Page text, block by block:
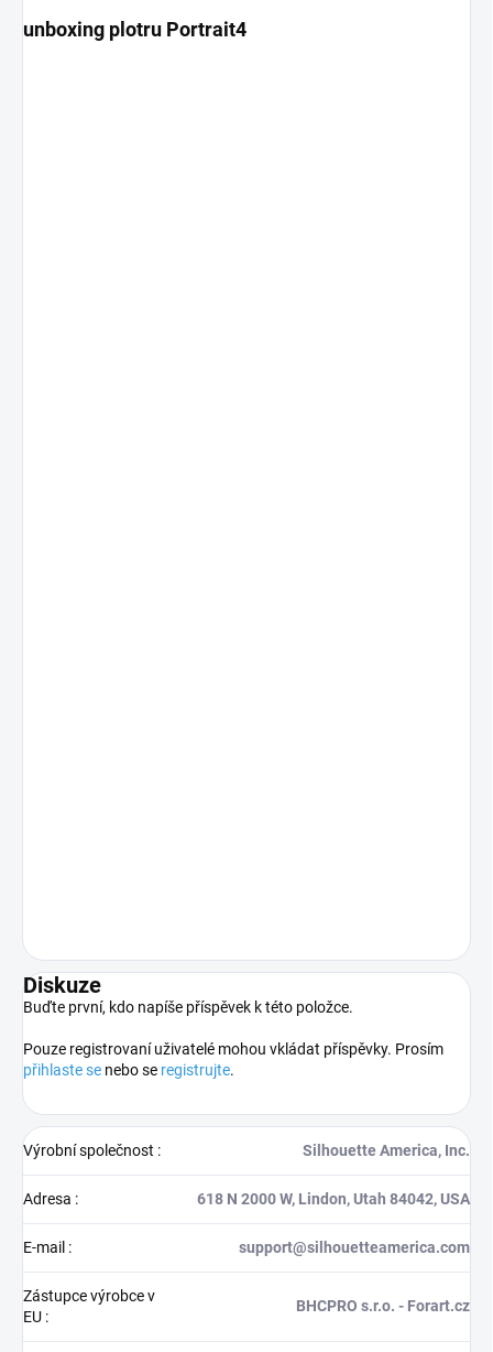
unboxing plotru Portrait4
Diskuze
Buďte první, kdo napíše příspěvek k této položce.
Pouze registrovaní uživatelé mohou vkládat příspěvky. Prosím
přihlaste se nebo se registrujte.
Výrobní společnost : Silhouette America, Inc.
Adresa : 618 N 2000 W, Lindon, Utah 84042, USA
E-mail : support@silhouetteamerica.com
Zástupce výrobce v
EU :
BHCPRO s.r.o. - Forart.cz